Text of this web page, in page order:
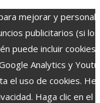
mejorar y
publicitarios (si los
puede incluir cookies
Analytics y
el uso de cookies.
Haga clic en el